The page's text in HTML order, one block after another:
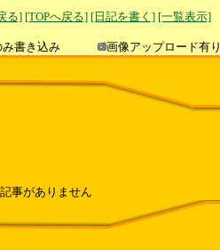
る] [TOPへ戻る] [日記を書く] [一覧表示]
のみ書き込み
画像アップロード有り
記事がありません